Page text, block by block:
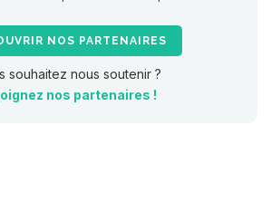
NOS PARTENAIRES
souhaitez nous soutenir ?
nos partenaires !